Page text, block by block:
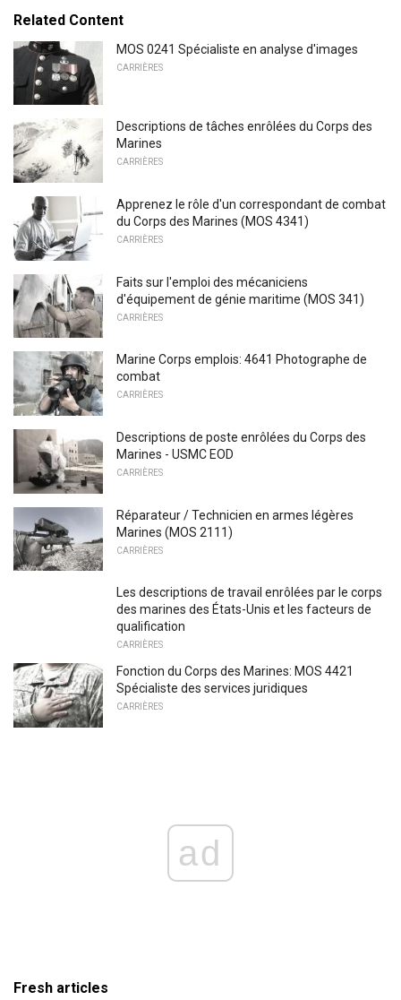
Related Content
MOS 0241 Spécialiste en analyse d'images
CARRIÈRES
Descriptions de tâches enrôlées du Corps des
Marines
CARRIÈRES
Apprenez le rôle d'un correspondant de combat
du Corps des Marines (MOS 4341)
CARRIÈRES
Faits sur l'emploi des mécaniciens
d'équipement de génie maritime (MOS 341)
CARRIÈRES
Marine Corps emplois: 4641 Photographe de
combat
CARRIÈRES
Descriptions de poste enrôlées du Corps des
Marines - USMC EOD
CARRIÈRES
Réparateur / Technicien en armes légères
Marines (MOS 2111)
CARRIÈRES
Les descriptions de travail enrôlées par le corps
des marines des États-Unis et les facteurs de
qualification
CARRIÈRES
Fonction du Corps des Marines: MOS 4421
Spécialiste des services juridiques
CARRIÈRES
ad
Fresh articles